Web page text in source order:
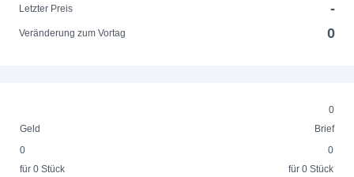
Letzter Preis
-
Veränderung zum Vortag 0
0
Geld
Brief
0
für 0 Stück
0
für 0 Stück